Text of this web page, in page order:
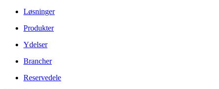
Løsninger
Produkter
Ydelser
Brancher
Reservedele